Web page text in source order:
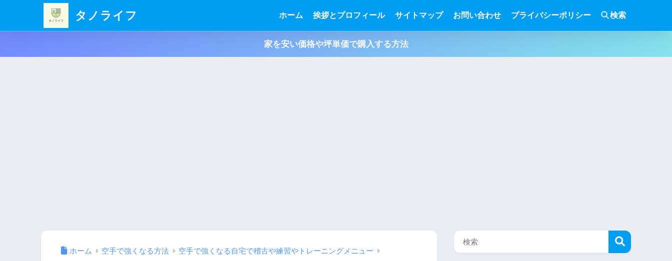
タノライフ ホーム 挨拶とプロフィール サイトマップ お問い合わせ プライバシーポリシー 検索
家を安い価格や坪単価で購入する方法
ホーム 空手で強くなる方法 空手で強くなる自宅で稽古や練習やトレーニングメニュー